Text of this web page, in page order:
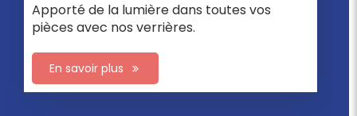
Apporté de la lumière dans toutes vos
pièces avec nos verrières.
En savoir plus